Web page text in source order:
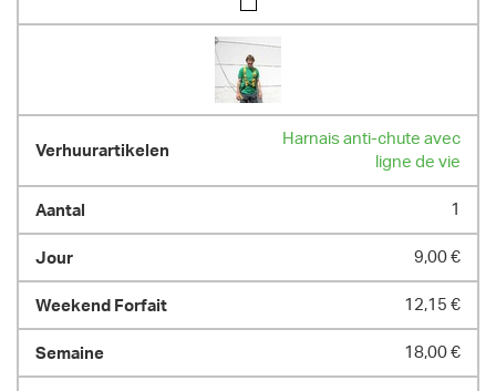
Harnais anti-chute avec
ligne de vie
1
9,00 €
12,15 €
18,00 €